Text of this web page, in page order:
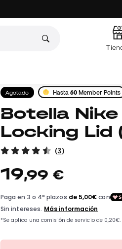
Agotado Hasta60 Member Points
Botella Nike Refuel
Locking Lid
(3)
19,99 €